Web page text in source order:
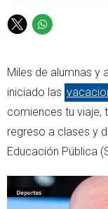
T
t
t
r
W
t
s
p
p
Miles de alumnas y
iniciado las
comiences tu viaje,
regreso a clases y
Educación Pública